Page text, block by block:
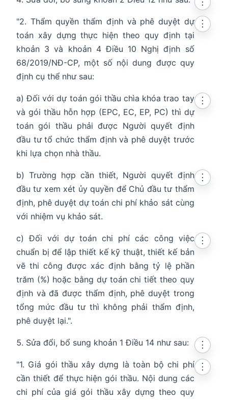
"2. Thẩm quyền thẩm định và phê duyệt dự
toán xây dựng thực hiện theo quy định tại
khoản 3 và khoản 4 Điều 10 Nghị định số
68/2019/NĐ-CP, một số nội dung được quy
định cụ thể như sau:
⋮
a) Đối với dự toán gói thầu chìa khóa trao tay
và gói thầu hỗn hợp (EPC, EC, EP, PC) thì dự
toán gói thầu phải được Người quyết định
đầu tư tổ chức thẩm định và phê duyệt trước
khi lựa chọn nhà thầu.
⋮
b) Trường hợp cần thiết, Người quyết định
đầu tư xem xét ủy quyền để Chủ đầu tư thẩm
định, phê duyệt dự toán chi phí khảo sát cùng
với nhiệm vụ khảo sát.
⋮
c) Đối với dự toán chi phí các công việc
chuẩn bị để lập thiết kế kỹ thuật, thiết kế bản
vẽ thi công được xác định bằng tỷ lệ phần
trăm (%) hoặc bằng dự toán chi tiết theo quy
định và đã được thẩm định, phê duyệt trong
tổng mức đầu tư thì không phải thẩm định,
phê duyệt lại.".
⋮
Sửa đổi, bổ sung khoản 1 Điều 14 như sau:
⋮
"1. Giá gói thầu xây dựng là toàn bộ chi phí
cần thiết để thực hiện gói thầu. Nội dung các
chi phí của giá gói thầu xây dựng theo quy
⋮